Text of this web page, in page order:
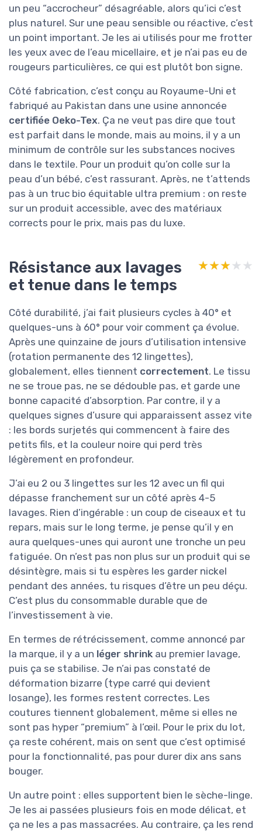
un peu “accrocheur” désagréable, alors qu’ici c’est
plus naturel. Sur une peau sensible ou réactive, c’est
un point important. Je les ai utilisés pour me frotter
les yeux avec de l’eau micellaire, et je n’ai pas eu de
rougeurs particulières, ce qui est plutôt bon signe.
Côté fabrication, c’est conçu au Royaume-Uni et
fabriqué au Pakistan dans une usine annoncée
certifiée Oeko-Tex. Ça ne veut pas dire que tout
est parfait dans le monde, mais au moins, il y a un
minimum de contrôle sur les substances nocives
dans le textile. Pour un produit qu’on colle sur la
peau d’un bébé, c’est rassurant. Après, ne t’attends
pas à un truc bio équitable ultra premium : on reste
sur un produit accessible, avec des matériaux
corrects pour le prix, mais pas du luxe.
Résistance aux lavages
et tenue dans le temps
★★★★★
★★★★★
Côté durabilité, j’ai fait plusieurs cycles à 40° et
quelques-uns à 60° pour voir comment ça évolue.
Après une quinzaine de jours d’utilisation intensive
(rotation permanente des 12 lingettes),
globalement, elles tiennent correctement. Le tissu
ne se troue pas, ne se dédouble pas, et garde une
bonne capacité d’absorption. Par contre, il y a
quelques signes d’usure qui apparaissent assez vite
: les bords surjetés qui commencent à faire des
petits fils, et la couleur noire qui perd très
légèrement en profondeur.
J’ai eu 2 ou 3 lingettes sur les 12 avec un fil qui
dépasse franchement sur un côté après 4-5
lavages. Rien d’ingérable : un coup de ciseaux et tu
repars, mais sur le long terme, je pense qu’il y en
aura quelques-unes qui auront une tronche un peu
fatiguée. On n’est pas non plus sur un produit qui se
désintègre, mais si tu espères les garder nickel
pendant des années, tu risques d’être un peu déçu.
C’est plus du consommable durable que de
l’investissement à vie.
En termes de rétrécissement, comme annoncé par
la marque, il y a un léger shrink au premier lavage,
puis ça se stabilise. Je n’ai pas constaté de
déformation bizarre (type carré qui devient
losange), les formes restent correctes. Les
coutures tiennent globalement, même si elles ne
sont pas hyper “premium” à l’œil. Pour le prix du lot,
ça reste cohérent, mais on sent que c’est optimisé
pour la fonctionnalité, pas pour durer dix ans sans
bouger.
Un autre point : elles supportent bien le sèche-linge.
Je les ai passées plusieurs fois en mode délicat, et
ça ne les a pas massacrées. Au contraire, ça les rend